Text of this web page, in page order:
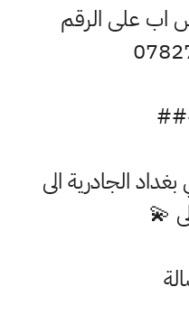
على الرقم
الجادرية الى